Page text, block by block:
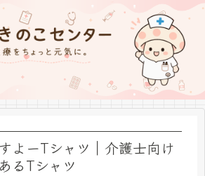
よーTシャツ｜介護士向け
るTシャツ